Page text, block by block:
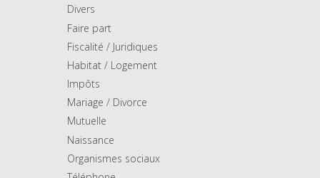
Divers
Faire part
Fiscalité / Juridiques
Habitat / Logement
Impôts
Mariage / Divorce
Mutuelle
Naissance
Organismes sociaux